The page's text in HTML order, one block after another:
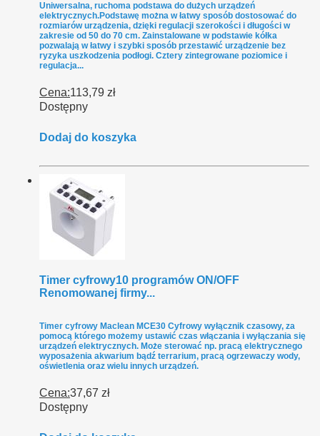
Uniwersalna, ruchoma podstawa do dużych urządzeń
elektrycznych.Podstawę można w łatwy sposób dostosować do
rozmiarów urządzenia, dzięki regulacji szerokości i długości w
zakresie od 50 do 70 cm. Zainstalowane w podstawie kółka
pozwalają w łatwy i szybki sposób przestawić urządzenie bez
ryzyka uszkodzenia podłogi. Cztery zintegrowane poziomice i
regulacja...
Cena:113,79 zł
Dostępny
Dodaj do koszyka
Timer cyfrowy10 programów ON/OFF
Renomowanej firmy...
Timer cyfrowy Maclean MCE30 Cyfrowy wyłącznik czasowy, za
pomocą którego możemy ustawić czas włączania i wyłączania się
urządzeń elektrycznych. Może sterować np. pracą elektrycznego
wyposażenia akwarium bądź terrarium, pracą ogrzewaczy wody,
oświetlenia oraz wielu innych urządzeń.
Cena:37,67 zł
Dostępny